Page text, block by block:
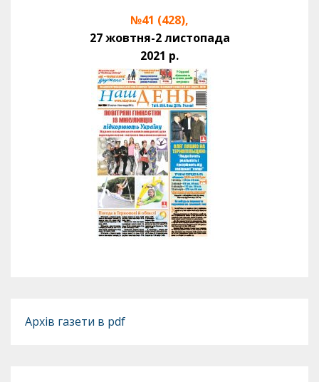
№41 (428),
27 жовтня-2 листопада
2021 р.
Архів газети в pdf